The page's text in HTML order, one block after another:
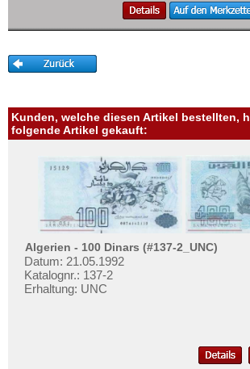
Mehr über...
Zahlungsbedingungen
Widerrufsbelehrung
Liefer- und Versandkosten
Impressum
Kunden, welche diesen Artikel bestellten,
folgende Artikel gekauft:
Algerien - 100 Dinars (#137-2_UNC)
Datum: 21.05.1992
Katalognr.: 137-2
Erhaltung: UNC